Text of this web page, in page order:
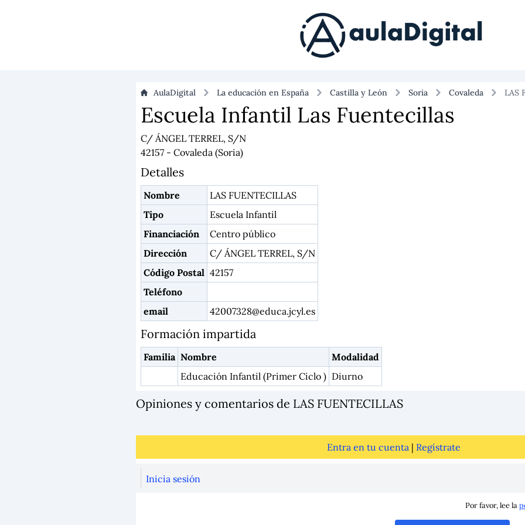
AulaDigital La educación en España Castilla y León Soria Covaleda LAS
Escuela Infantil Las Fuentecillas
C/ ÁNGEL TERREL, S/N
42157 - Covaleda (Soria)
Detalles
Nombre
LAS FUENTECILLAS
Tipo
Escuela Infantil
Financiación
Centro público
Dirección
C/ ÁNGEL TERREL, S/N
Código Postal 42157
Teléfono
email
42007328@educa.jcyl.es
Formación impartida
Familia Nombre
Modalidad
Educación Infantil (Primer Ciclo ) Diurno
Opiniones y comentarios de LAS FUENTECILLAS
Entra en tu cuenta | Regístrate
Inicia sesión
Por favor, lee la